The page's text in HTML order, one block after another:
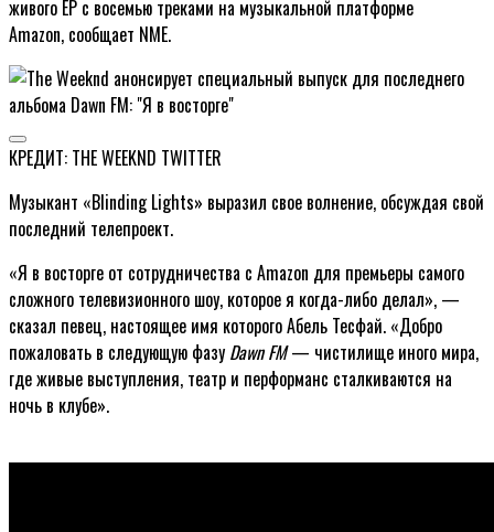
живого EP с восемью треками на музыкальной платформе
Amazon, сообщает NME.
КРЕДИТ: THE WEEKND TWITTER
Музыкант «Blinding Lights» выразил свое волнение, обсуждая свой
последний телепроект.
«Я в восторге от сотрудничества с Amazon для премьеры самого
сложного телевизионного шоу, которое я когда-либо делал», —
сказал певец, настоящее имя которого Абель Тесфай. «Добро
пожаловать в следующую фазу Dawn FM— чистилище иного мира,
где живые выступления, театр и перформанс сталкиваются на
ночь в клубе».